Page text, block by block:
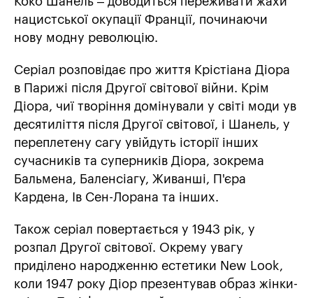
нацистської окупації Франції, починаючи
нову модну революцію.
Серіал розповідає про життя Крістіана Діора
в Парижі після Другої світової війни. Крім
Діора, чиї творіння домінували у світі моди ув
десятиліття після Другої світової, і Шанель, у
переплетену сагу увійдуть історії інших
сучасників та суперників Діора, зокрема
Бальмена, Баленсіагу, Живанші, П'єра
Кардена, Ів Сен-Лорана та інших.
Також серіал повертається у 1943 рік, у
розпал Другої світової. Окрему увагу
приділено народженню естетики New Look,
коли 1947 року Діор презентував образ жінки-